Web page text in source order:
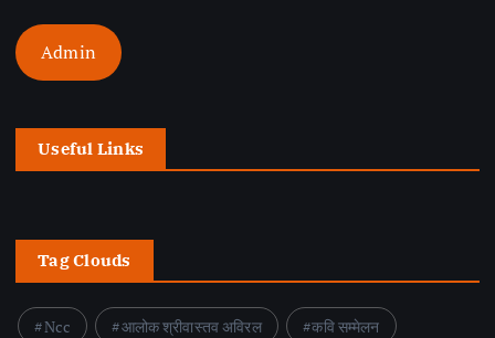
Admin
Useful Links
Tag Clouds
Ncc आलोक श्रीवास्तव अविरल
कवि सम्मेलन